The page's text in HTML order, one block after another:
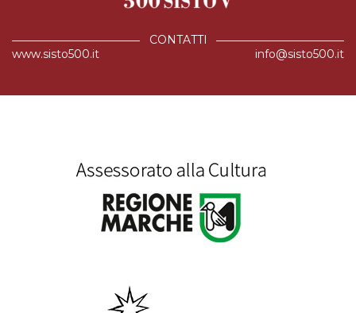
CONTATTI
www.sisto500.it
info@sisto500.it